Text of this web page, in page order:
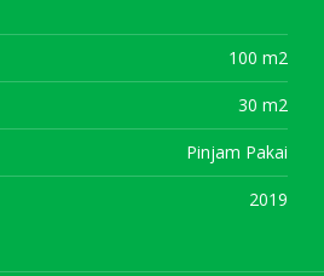
100 m2
30 m2
Pinjam Pakai
2019